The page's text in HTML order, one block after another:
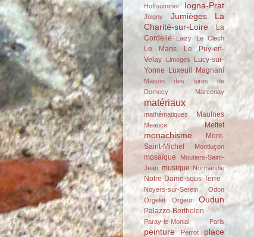
Hoffsummer Iogna-Prat
Joigny Jumièges
La
Charité-sur-Loire
La
Cordelle
Laizy Le Clech
Le Mans
Le Puy-en-
Velay
Limoges
Lucy-sur-
Yonne Luxeuil Magnani
Maison des sires de
Domecy
Marcenay
matériaux
mathématiques Maulnes
Meauce Mettet
monachisme
Mont-
Saint-Michel
Montluçon
mosaïque
Moutiers-Saint-
Jean musique Normandie
Notre-Dame-sous-Terre
Noyers-sur-Serein
Odon
Orgelet
Orgeur Oudun
Palazzo-Bertholon
Paray-le-Monial Paris
peinture Perrot
place